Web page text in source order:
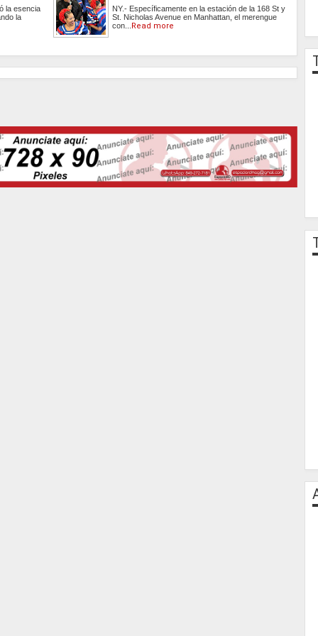
la esencia
la
NY.- Específicamente en la estación de la 168 St y
St. Nicholas Avenue en Manhattan, el merengue
con... Read more